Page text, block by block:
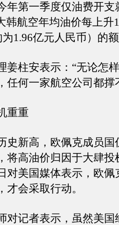
年第一季度仅油费开支
韩航空年均油价每上升
1.96亿元人民币）的
柱安表示：“无论怎
任何一家航空公司都撑
重重
新高，欧佩克成员国
将高油价归因于大肆投
对美国媒体表示，欧佩
会采取行动。
记者表示，虽然美国